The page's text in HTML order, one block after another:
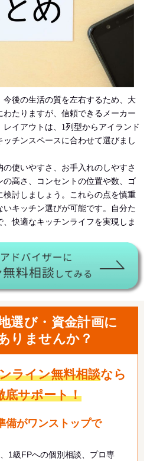
後の生活の質を左右するため、大
たりますが、信頼できるメーカー
イアウトは、1列型からアイランド
チンスペースに合わせて選びまし
使いやすさ、お手入れのしやすさ
の高さ、コンセントの位置や数、ゴ
検討しましょう。これらの点を慎重
キッチン選びが可能です。自分た
快適なキッチンライフを実現しま
選び・資金計画に
りませんか？
ライン無料相談なら
底サポート！
備がワンストップで
1級FPへの個別相談、プロ専